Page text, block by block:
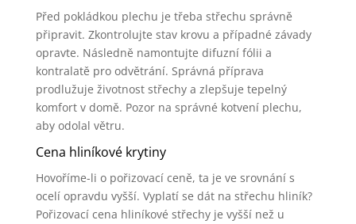
Před pokládkou plechu je třeba střechu správně
připravit. Zkontrolujte stav krovu a případné závady
opravte. Následně namontujte difuzní fólii a
kontralatě pro odvětrání. Správná příprava
prodlužuje životnost střechy a zlepšuje tepelný
komfort v domě. Pozor na správné kotvení plechu,
aby odolal větru.
Cena hliníkové krytiny
Hovoříme-li o pořizovací ceně, ta je ve srovnání s
ocelí opravdu vyšší. Vyplatí se dát na střechu hliník?
Pořizovací cena hliníkové střechy je vyšší než u